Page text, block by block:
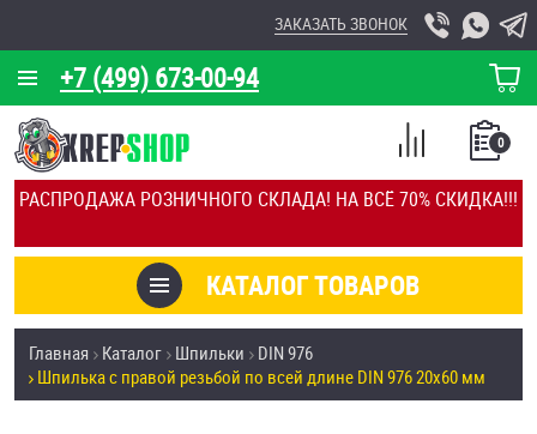
РАСПРОДАЖА РОЗНИЧНОГО СКЛАДА! НА ВСЁ 70% СКИДКА!!!
+7 (499) 673-00-94
ЗАКАЗАТЬ ЗВОНОК
КОРЗИНА
О КОМПАНИИ
КАЛЬКУЛЯТОР
ОТЗЫВЫ
УСЛУГИ
СКИДКИ
КАТАЛОГ ТОВАРОВ
0
СПИСОК
СРАВНЕНИЕ
Товары со скидкой
Анкеры
Главная Каталог Шпильки
DIN 976
Шпилька с правой резьбой по всей длине DIN 976 20х60 мм